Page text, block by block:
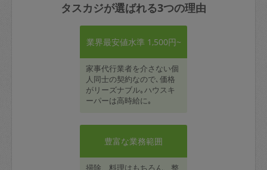
タスカジが選ばれる3つの理由
業界最安値水準 1,500円~
家事代行業者を介さない個
人同士の契約なので､価格
がリーズナブル｡ハウスキ
ーパーは高時給に｡
豊富な業務範囲
掃除、料理はもちろん、整